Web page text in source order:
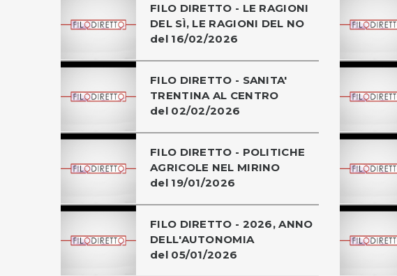
FILO DIRETTO - LE RAGIONI
DEL SÌ, LE RAGIONI DEL NO
del 16/02/2026
FILO DIRETTO - SANITA'
TRENTINA AL CENTRO
del 02/02/2026
FILO DIRETTO - POLITICHE
AGRICOLE NEL MIRINO
del 19/01/2026
FILO DIRETTO - 2026, ANNO
DELL'AUTONOMIA
del 05/01/2026